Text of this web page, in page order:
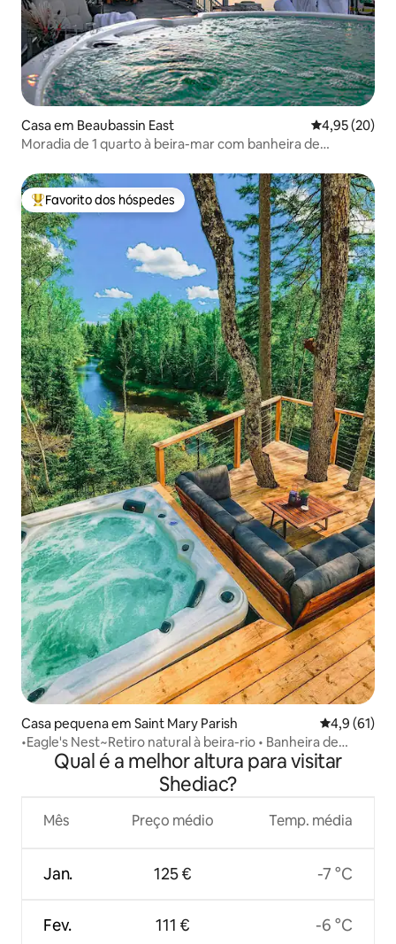
Casa em Beaubassin East Classificação
4,95 (20)
Moradia de 1 quarto à beira-mar com banheira de
Favoritos dos hóspedes mais apreciados
Favorito dos hóspedes
Casa pequena em Saint Mary Parish
4,9 (61)
•Eagle's Nest~Retiro natural à beira-rio • Banheira de
hidromassagem•
Qual é a melhor altura para visitar
Shediac?
Mês
Jan.
Fev.
Preço médio
125 €
111 €
Temp. média
-7 °C
-6 °C